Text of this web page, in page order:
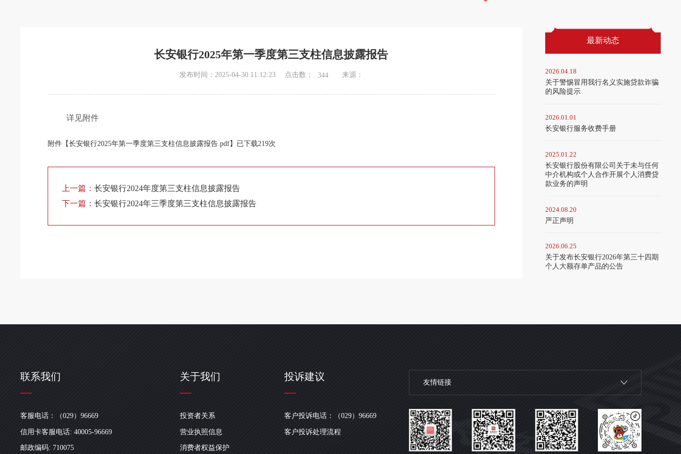
长安银行2025年第一季度第三支柱信息披露报告
发布时间：2025-04-30 11:12:23 点击数： 344 来源：
详见附件
附件【长安银行2025年第一季度第三支柱信息披露报告.pdf】已下载219次
上一篇：长安银行2024年度第三支柱信息披露报告
下一篇：长安银行2024年三季度第三支柱信息披露报告
最新动态
2026.04.18
关于警惕冒用我行名义实施贷款诈骗
的风险提示
2026.01.01
长安银行服务收费手册
2025.01.22
长安银行股份有限公司关于未与任何
中介机构或个人合作开展个人消费贷
款业务的声明
2024.08.20
严正声明
2026.06.25
关于发布长安银行2026年第三十四期
个人大额存单产品的公告
联系我们
客服电话：（029）96669
信用卡客服电话: 40005-96669
邮政编码: 710075
关于我们
投资者关系
营业执照信息
消费者权益保护
投诉建议
客户投诉电话：（029）96669
客户投诉处理流程
友情链接